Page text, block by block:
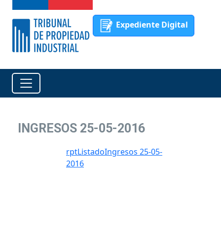
Expediente Digital
INGRESOS 25-05-2016
rptListadoIngresos 25-05-
2016